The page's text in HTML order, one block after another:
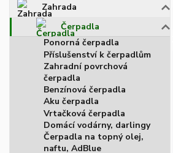
Zahrada
Čerpadla
Ponorná čerpadla
Příslušenství k čerpadlům
Zahradní povrchová
čerpadla
Benzínová čerpadla
Aku čerpadla
Vrtačková čerpadla
Domácí vodárny, darlingy
Čerpadla na topný olej,
naftu, AdBlue